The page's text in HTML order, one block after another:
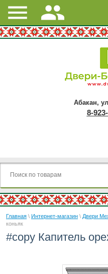
Абакан,
8-
Главная \ Интернет-магазин \ Двери
коньяк
#copy Капитель